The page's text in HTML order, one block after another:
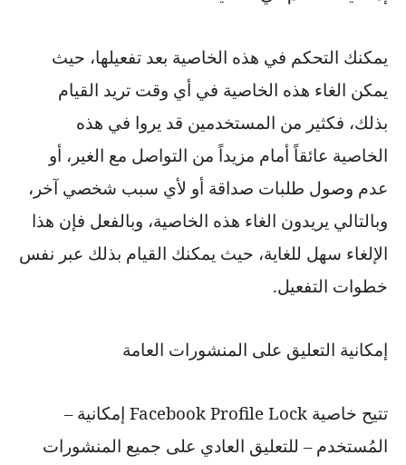
يمكنك التحكم في هذه الخاصية بعد تفعيلها، حيث
يمكن الغاء هذه الخاصية في أي وقت تريد القيام
بذلك، فكثير من المستخدمين قد يروا في هذه
الخاصية عائقاً أمام مزيداً من التواصل مع الغير، أو
عدم وصول طلبات صداقة أو لأي سبب شخصي آخر،
وبالتالي يريدون الغاء هذه الخاصية، وبالفعل فإن هذا
الإلغاء سهل للغاية، حيث يمكنك القيام بذلك عبر نفس
خطوات التفعيل.
إمكانية التعليق على المنشورات العامة
تتيح خاصيةFacebook Profile Lockإمكانية –
المُستخدم – للتعليق العادي على جميع المنشورات